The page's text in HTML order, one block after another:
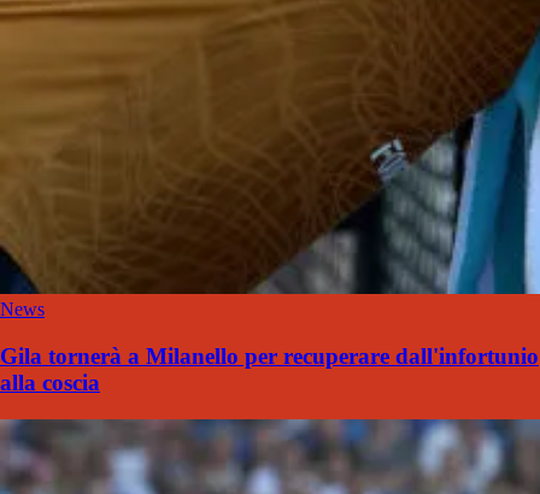
News
Gila tornerà a Milanello per recuperare dall'infortunio
alla coscia